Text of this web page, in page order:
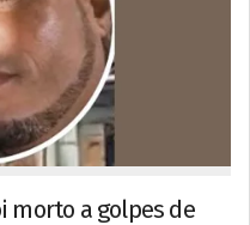
morto a golpes de